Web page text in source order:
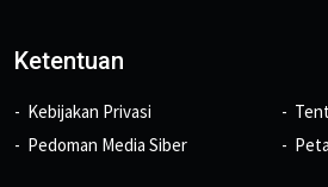
Ketentuan
Kebijakan Privasi
Pedoman Media Siber